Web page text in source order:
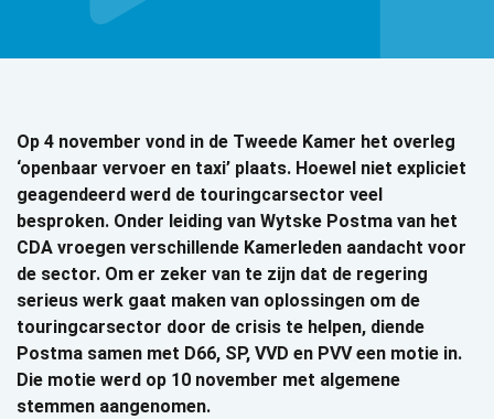
Op 4 november vond in de Tweede Kamer het overleg
‘openbaar vervoer en taxi’ plaats. Hoewel niet expliciet
geagendeerd werd de touringcarsector veel
besproken. Onder leiding van Wytske Postma van het
CDA vroegen verschillende Kamerleden aandacht voor
de sector. Om er zeker van te zijn dat de regering
serieus werk gaat maken van oplossingen om de
touringcarsector door de crisis te helpen, diende
Postma samen met D66, SP, VVD en PVV een motie in.
Die motie werd op 10 november met algemene
stemmen aangenomen.